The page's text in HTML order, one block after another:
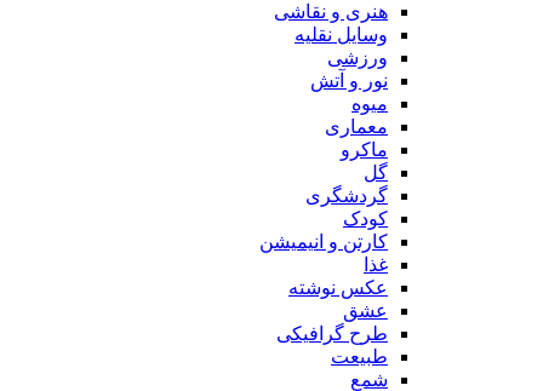
هنری و نقاشی
وسایل نقلیه
ورزشی
نور و آتش
میوه
معماری
ماکرو
گل
گردشگری
کودک
کارتن و انیمیشن
غذا
عکس نوشته
عشق
طرح گرافیکی
طبیعت
شمع